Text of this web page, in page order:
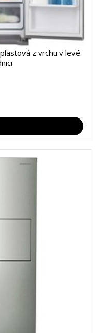
z vrchu v levé